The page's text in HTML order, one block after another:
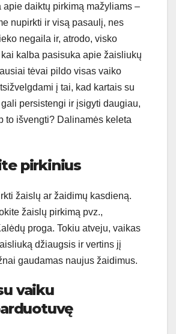
apie daiktų pirkimą mažyliams –
nupirkti ir visą pasaulį, nes
negaila ir, atrodo, visko
kalba pasisuka apie žaisliukų
tėvai pildo visas vaiko
į tai, kad kartais su
persistengi ir įsigyti daugiau,
to išvengti? Dalinamės keleta
pirkinius
žaislų ar žaidimų kasdieną.
žaislų pirkimą pvz.,
proga. Tokiu atveju, vaikas
džiaugsis ir vertins jį
gaudamas naujus žaidimus.
vaiku